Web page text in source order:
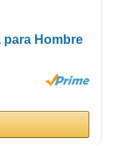
para Hombre